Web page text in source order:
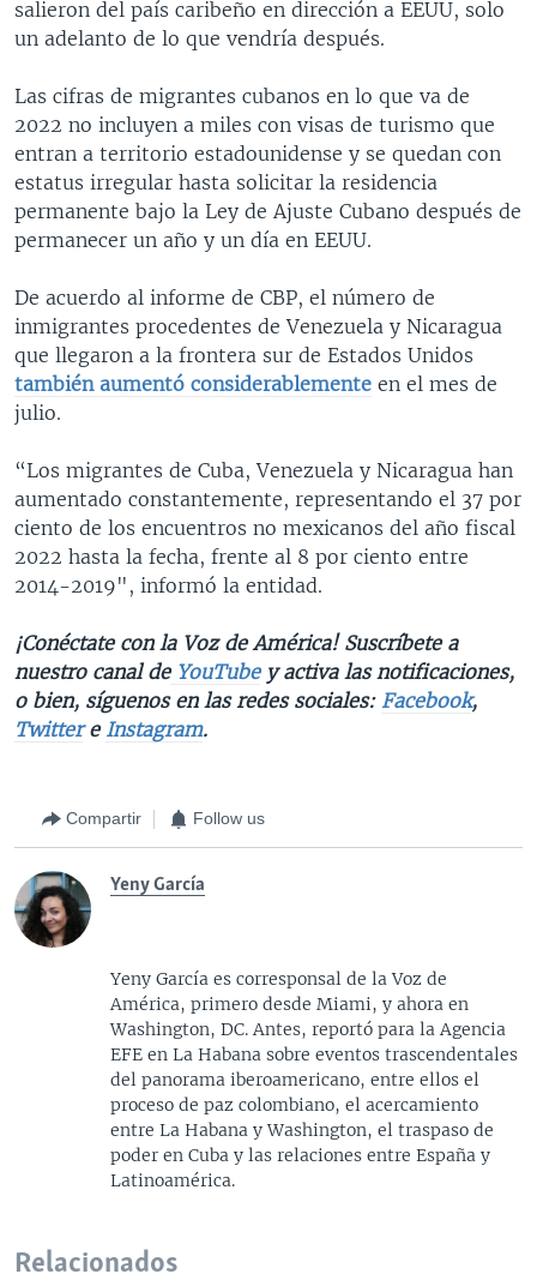
salieron del país caribeño en dirección a EEUU, solo
un adelanto de lo que vendría después.
Las cifras de migrantes cubanos en lo que va de
2022 no incluyen a miles con visas de turismo que
entran a territorio estadounidense y se quedan con
estatus irregular hasta solicitar la residencia
permanente bajo la Ley de Ajuste Cubano después de
permanecer un año y un día en EEUU.
De acuerdo al informe de CBP, el número de
inmigrantes procedentes de Venezuela y Nicaragua
que llegaron a la frontera sur de Estados Unidos
también aumentó considerablemente en el mes de
julio.
“Los migrantes de Cuba, Venezuela y Nicaragua han
aumentado constantemente, representando el 37 por
ciento de los encuentros no mexicanos del año fiscal
2022 hasta la fecha, frente al 8 por ciento entre
2014-2019", informó la entidad.
¡Conéctate con la Voz de América! Suscríbete a
nuestro canal deYouTube y activa las notificaciones,
o bien, síguenos en las redes sociales: Facebook,
Twittere Instagram.
Compartir Follow us
Yeny García
Yeny García es corresponsal de la Voz de
América, primero desde Miami, y ahora en
Washington, DC. Antes, reportó para la Agencia
EFE en La Habana sobre eventos trascendentales
del panorama iberoamericano, entre ellos el
proceso de paz colombiano, el acercamiento
entre La Habana y Washington, el traspaso de
poder en Cuba y las relaciones entre España y
Latinoamérica.
Relacionados